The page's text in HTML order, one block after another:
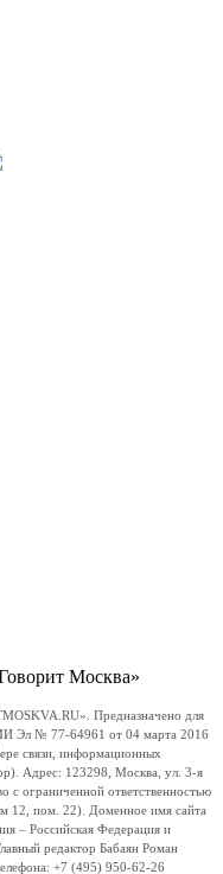
Москва»
Предназначено для
Эл № 77-64961 от 04 марта 2016
связи, информационных
Адрес: 123298, Москва, ул. 3-я
ограниченной ответственностью
12, пом. 22). Доменное имя сайта
– Российская Федерация и
редактор Бабаян Роман
+7 (495) 950-62-26